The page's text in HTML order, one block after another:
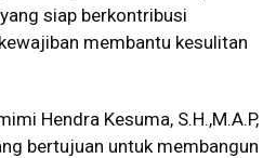
siap berkontribusi
membantu kesulitan
Hendra Kesuma, S.H.,M.A.P,
bertujuan untuk membangun